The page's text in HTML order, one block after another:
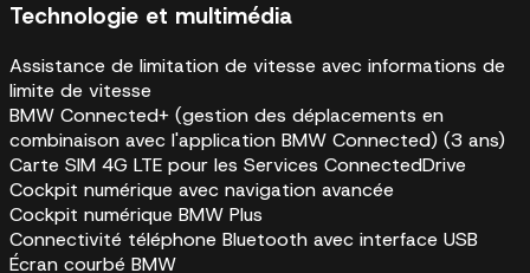
Technologie et multimédia
Assistance de limitation de vitesse avec informations de
limite de vitesse
BMW Connected+ (gestion des déplacements en
combinaison avec l'application BMW Connected) (3 ans)
Carte SIM 4G LTE pour les Services ConnectedDrive
Cockpit numérique avec navigation avancée
Cockpit numérique BMW Plus
Connectivité téléphone Bluetooth avec interface USB
Écran courbé BMW